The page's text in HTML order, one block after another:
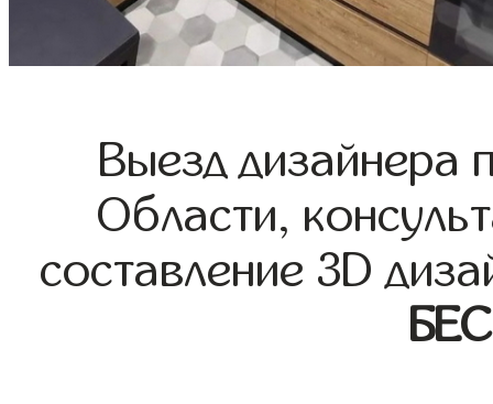
Выезд дизайнера
Области,
составление 3D